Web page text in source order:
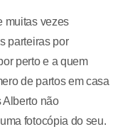
muitas vezes
parteiras por
perto e a quem
de partos em casa
Alberto não
fotocópia do seu.